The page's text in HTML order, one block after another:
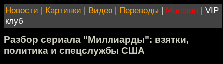
Новости | Картинки | Видео | Переводы | Магазин | VIP
клуб
Разбор сериала "Миллиарды": взятки,
политика и спецслужбы США